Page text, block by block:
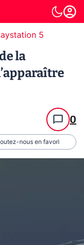
5
la
0
nous en favori